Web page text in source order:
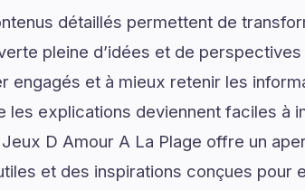
détaillés permettent de
pleine d’idées et de
engagés et à mieux retenir les
les explications deviennent faciles à
D Amour A La Plage offre un
et des inspirations conçues pour